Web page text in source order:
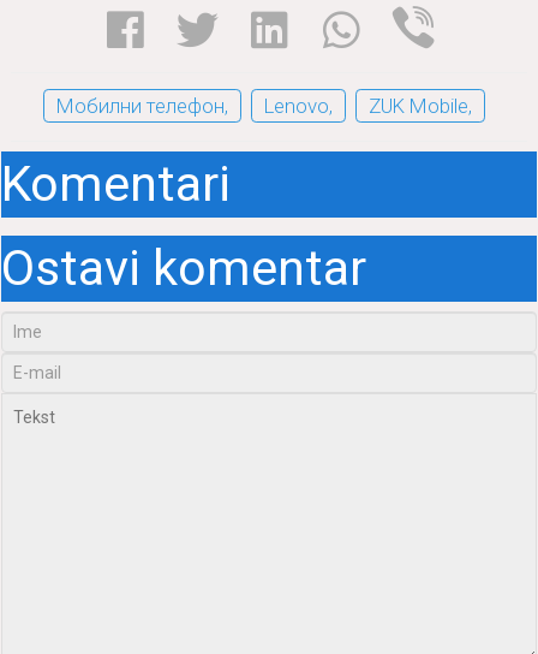
Мобилни телефон, Lenovo, ZUK Mobile,
Komentari
Ostavi komentar